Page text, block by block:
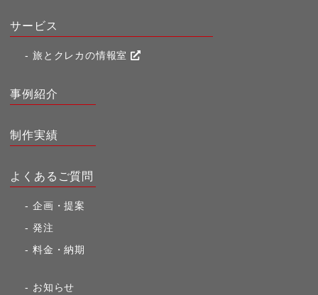
サービス
旅とクレカの情報室
事例紹介
制作実績
よくあるご質問
企画・提案
発注
料金・納期
お知らせ